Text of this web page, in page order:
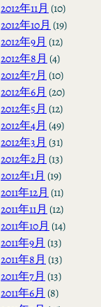
2012年11月 (10)
2012年10月 (19)
2012年9月 (12)
2012年8月 (4)
2012年7月 (10)
2012年6月 (20)
2012年5月 (12)
2012年4月 (49)
2012年3月 (31)
2012年2月 (13)
2012年1月 (19)
2011年12月 (11)
2011年11月 (12)
2011年10月 (14)
2011年9月 (13)
2011年8月 (13)
2011年7月 (13)
2011年6月 (8)